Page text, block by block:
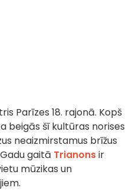
Parīzes 18. rajonā. Kopš
beigās šī kultūras norises
neaizmirstamus brīžus
gaitā Trianonsir
mūzikas un